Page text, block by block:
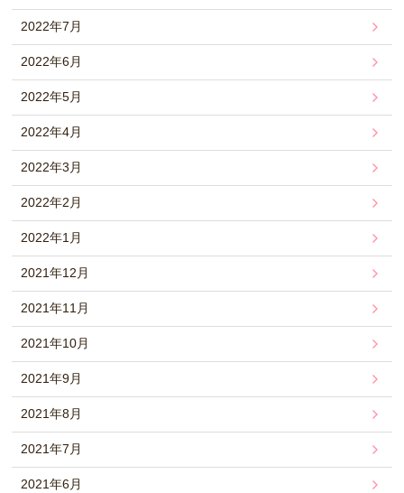
2022年7月
2022年6月
2022年5月
2022年4月
2022年3月
2022年2月
2022年1月
2021年12月
2021年11月
2021年10月
2021年9月
2021年8月
2021年7月
2021年6月